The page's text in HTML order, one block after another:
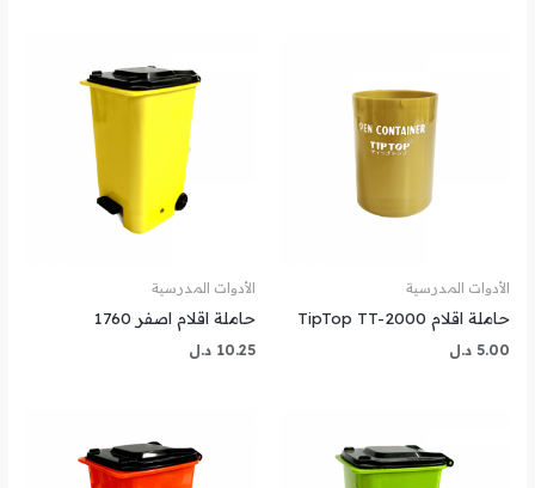
الأدوات المدرسية
حاملة اقلام TipTop TT-2000
5.00 د.ل
الأدوات المدرسية
حاملة اقلام اصفر 1760
10.25 د.ل